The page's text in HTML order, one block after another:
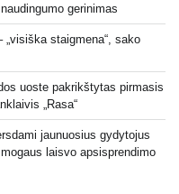
gerinimas
staigmena“, sako
uoste pakrikštytas pirmasis
„Rasa“
jaunuosius gydytojus
laisvo apsisprendimo